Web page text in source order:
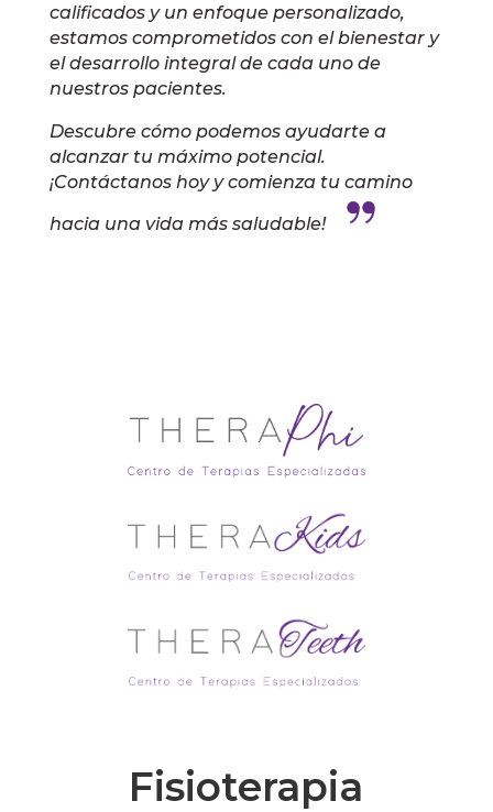
calificados y un enfoque personalizado,
estamos comprometidos con el bienestar y
el desarrollo integral de cada uno de
nuestros pacientes.
Descubre cómo podemos ayudarte a
alcanzar tu máximo potencial.
¡Contáctanos hoy y comienza tu camino
hacia una vida más saludable!
Fisioterapia